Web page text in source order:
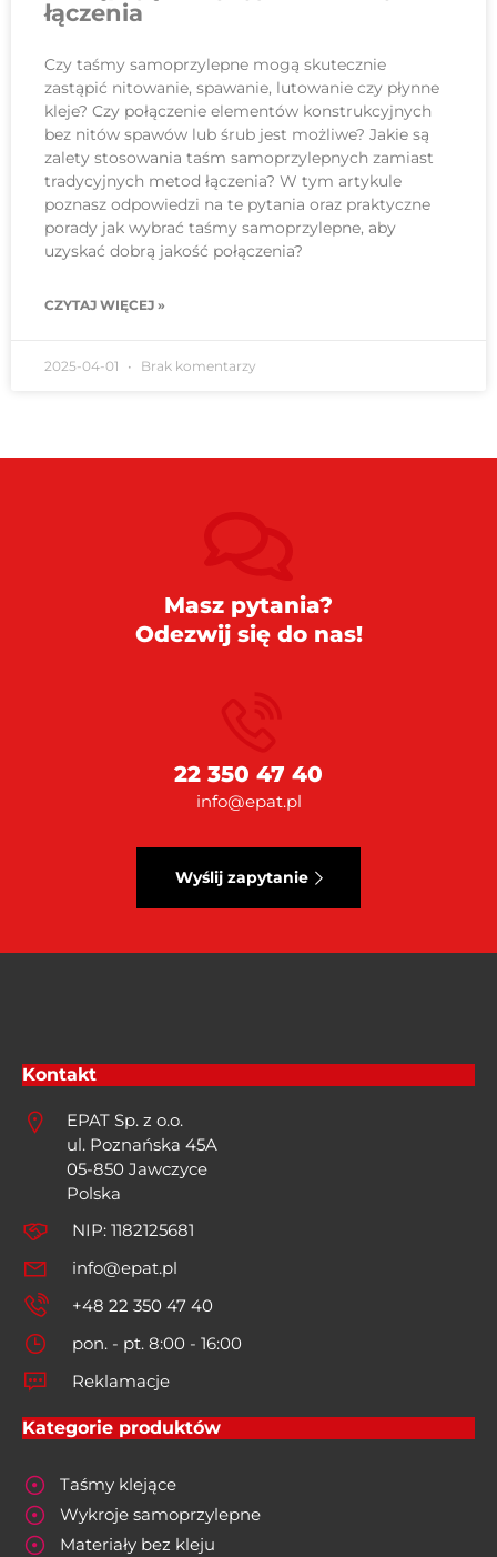
łączenia
Czy taśmy samoprzylepne mogą skutecznie
zastąpić nitowanie, spawanie, lutowanie czy płynne
kleje? Czy połączenie elementów konstrukcyjnych
bez nitów spawów lub śrub jest możliwe? Jakie są
zalety stosowania taśm samoprzylepnych zamiast
tradycyjnych metod łączenia? W tym artykule
poznasz odpowiedzi na te pytania oraz praktyczne
porady jak wybrać taśmy samoprzylepne, aby
uzyskać dobrą jakość połączenia?
CZYTAJ WIĘCEJ »
2025-04-01 Brak komentarzy
Masz pytania?
Odezwij się do nas!
22 350 47 40
info@epat.pl
Wyślij zapytanie
Kontakt
EPAT Sp. z o.o.
ul. Poznańska 45A
05-850 Jawczyce
Polska
NIP: 1182125681
info@epat.pl
+48 22 350 47 40
pon. - pt. 8:00 - 16:00
Reklamacje
Kategorie produktów
Taśmy klejące
Wykroje samoprzylepne
Materiały bez kleju